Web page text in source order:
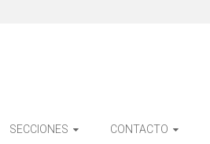
SECCIONES CONTACTO